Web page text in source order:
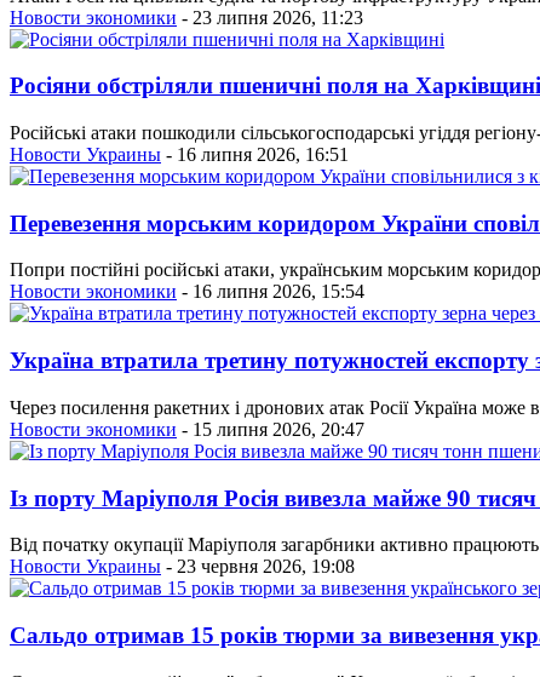
Новости экономики - 23 липня 2026, 11:23
Росіяни обстріляли пшеничні поля на Харківщині
Російські атаки пошкодили сільськогосподарські угіддя
Новости Украины - 16 липня 2026, 16:51
Перевезення морським коридором України
Попри постійні російські атаки, українським морським
Новости экономики - 16 липня 2026, 15:54
Україна втратила третину потужностей
Через посилення ракетних і дронових атак Росії Україна
Новости экономики - 15 липня 2026, 20:47
Із порту Маріуполя Росія вивезла майже 90
Від початку окупації Маріуполя загарбники активно
Новости Украины - 23 червня 2026, 19:08
Сальдо отримав 15 років тюрми за вивезення